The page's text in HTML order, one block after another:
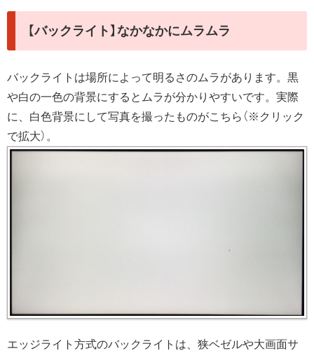
【バックライト】なかなかにムラムラ
バックライトは場所によって明るさのムラがあります。黒
や白の一色の背景にするとムラが分かりやすいです。実際
に、白色背景にして写真を撮ったものがこちら（※クリック
で拡大）。
エッジライト方式のバックライトは、狭ベゼルや大画面サ